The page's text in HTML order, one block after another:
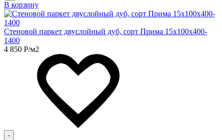
В корзину
Стеновой паркет двуслойный дуб, сорт Прима 15х100х400-
1400
4 850 Р/м2
-